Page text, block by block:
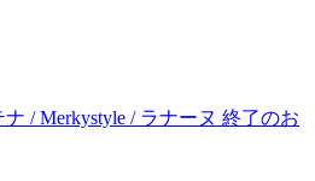
ナ / Merkystyle / ラナーヌ 終了のお